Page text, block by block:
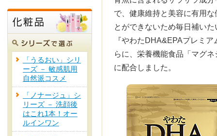
で、健康維持と美容に有用
とができないため毎日補い
『やわたDHA&EPAプレミ
らに、栄養機能食品「マグ
に配合しました。
「うるおい」シリ
ーズ － 敏感肌用
自然派コスメ
「ノナージュ」シ
リーズ － 洗顔後
はこれ1本！オー
ルインワン